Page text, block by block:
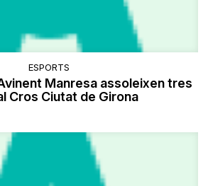
ESPORTS
Manresa assoleixen tres
Cros Ciutat de Girona